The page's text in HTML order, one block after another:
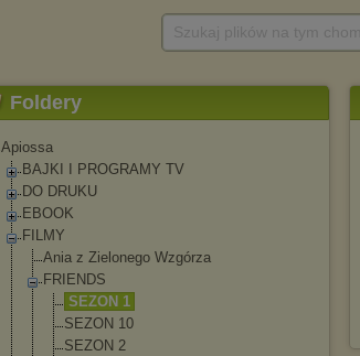
Foldery
Apiossa
BAJKI I PROGRAMY TV
DO DRUKU
EBOOK
FILMY
Ania z Zielonego Wzgórza
FRIENDS
SEZON 1
SEZON 10
SEZON 2